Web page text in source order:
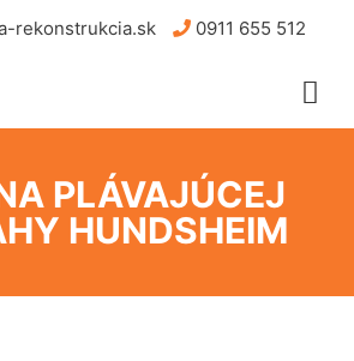
rekonstrukcia.sk 0911 655 512
PLÁVAJÚCEJ
HUNDSHEIM